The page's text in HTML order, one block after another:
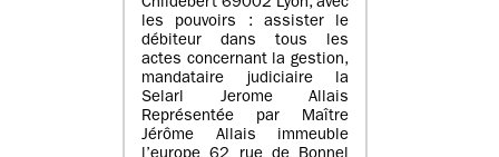
Childebert 69002 Lyon, avec
les pouvoirs : assister le
débiteur dans tous les
actes concernant la gestion,
mandataire judiciaire la
Selarl Jerome Allais
Représentée par Maître
Jérôme Allais immeuble